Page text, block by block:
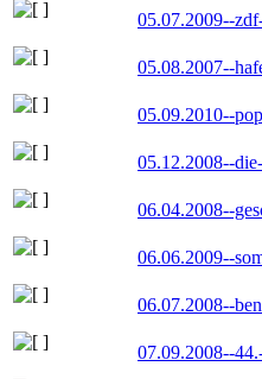
05.07.2009--
05.08.2007--
05.09.2010--
05.12.2008--
06.04.2008--
06.06.2009--
06.07.2008--
07.09.2008--